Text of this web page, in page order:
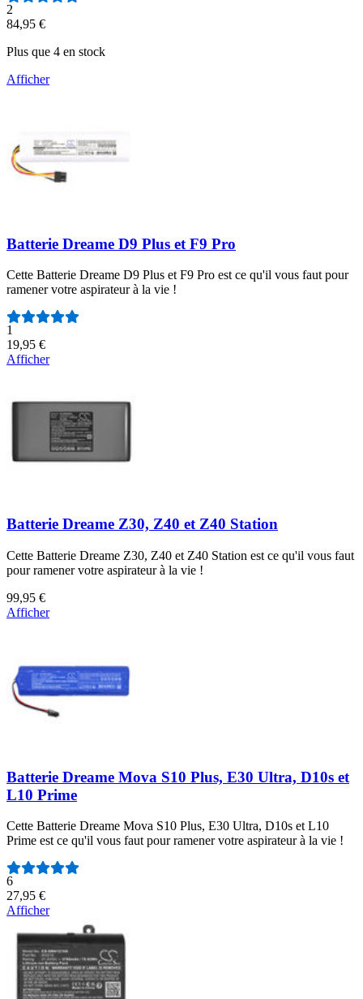
Nombre d'avis :
2
84,95 €
Plus que 4 en stock
Afficher
Batterie Dreame D9 Plus et F9 Pro
Cette Batterie Dreame D9 Plus et F9 Pro est ce qu'il vous faut pour
ramener votre aspirateur à la vie !
Nombre d'avis :
1
19,95 €
Afficher
Batterie Dreame Z30, Z40 et Z40 Station
Cette Batterie Dreame Z30, Z40 et Z40 Station est ce qu'il vous faut
pour ramener votre aspirateur à la vie !
99,95 €
Afficher
Batterie Dreame Mova S10 Plus, E30 Ultra, D10s et
L10 Prime
Cette Batterie Dreame Mova S10 Plus, E30 Ultra, D10s et L10
Prime est ce qu'il vous faut pour ramener votre aspirateur à la vie !
Nombre d'avis :
6
27,95 €
Afficher